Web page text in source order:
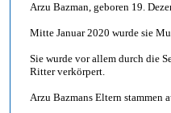
Arzu Bazman, geboren 19.
Mitte Januar 2020 wurde sie
Sie wurde vor allem durch die
Ritter verkörpert.
Arzu Bazmans Eltern stammen